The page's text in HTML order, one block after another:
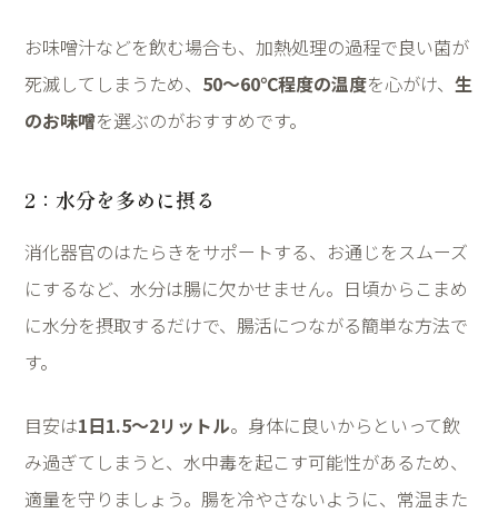
お味噌汁などを飲む場合も、加熱処理の過程で良い菌が
死滅してしまうため、 50〜60℃程度の温度を心がけ、 生
のお味噌を選ぶのがおすすめです。
2 ：水分を多めに摂る
消化器官のはたらきをサポートする、お通じをスムーズ
にするなど、水分は腸に欠かせません。日頃からこまめ
に水分を摂取するだけで、腸活につながる簡単な方法で
す。
目安は1日1.5～2リットル。身体に良いからといって飲
み過ぎてしまうと、水中毒を起こす可能性があるため、
適量を守りましょう。腸を冷やさないように、常温また